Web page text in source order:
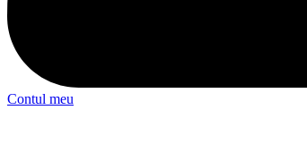
Contul meu